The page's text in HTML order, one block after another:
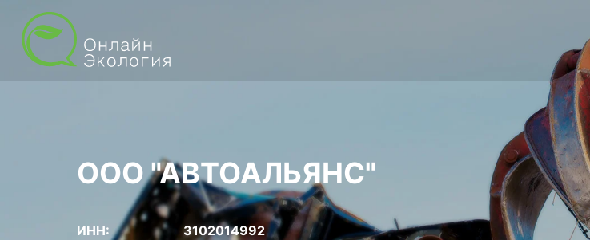
ООО "АВТОАЛЬЯНС"
ИНН:
3102014992